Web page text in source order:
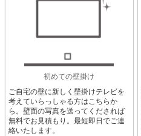
初めての壁掛け
ご自宅の壁に新しく壁掛けテレビを
考えていらっしゃる方はこちらか
ら。壁面の写真を送ってくだされば
無料でお見積もり。最短即日でご連
絡いたします。